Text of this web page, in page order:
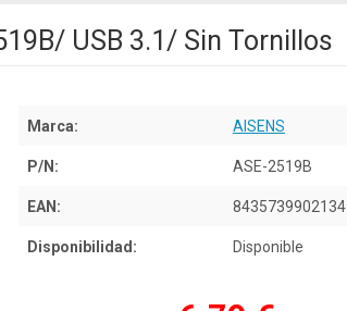
USB 3.1/ Sin Tornillos
Marca: AISENS
P/N: ASE-2519B
EAN: 8435739902134
Disponibilidad: Disponible